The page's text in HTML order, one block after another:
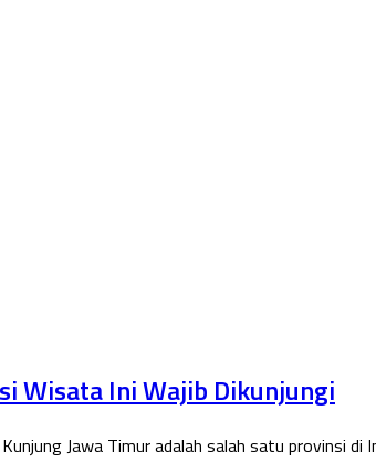
Wisata Ini Wajib Dikunjungi
Jawa Timur adalah salah satu provinsi di